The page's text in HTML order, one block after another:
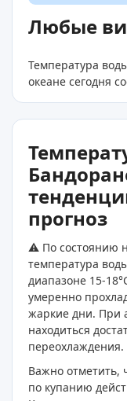
Любые
Температура
океане сегодня
прогноз
⚠️ По состоянию
температура
диапазоне 15-
умеренно
жаркие дни. При
находиться
переохлаждения.
Важно отметить,
по купанию